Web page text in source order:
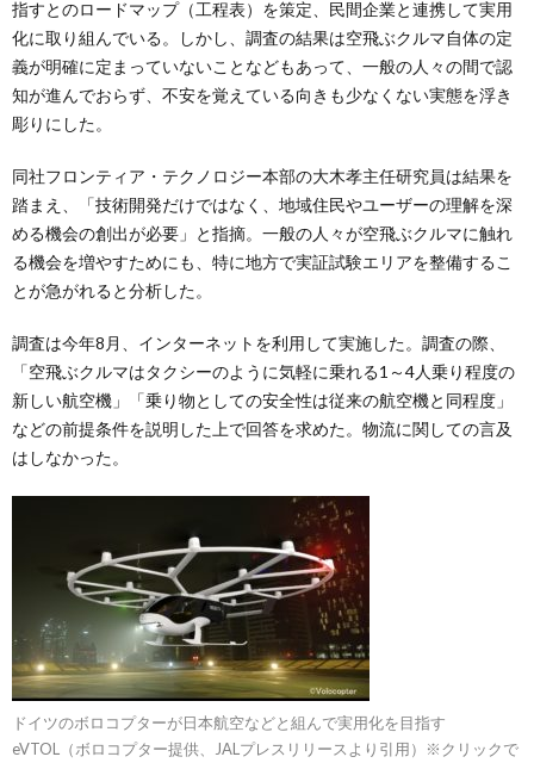
指すとのロードマップ（工程表）を策定、民間企業と連携して実用
化に取り組んでいる。しかし、調査の結果は空飛ぶクルマ自体の定
義が明確に定まっていないことなどもあって、一般の人々の間で認
知が進んでおらず、不安を覚えている向きも少なくない実態を浮き
彫りにした。
同社フロンティア・テクノロジー本部の大木孝主任研究員は結果を
踏まえ、「技術開発だけではなく、地域住民やユーザーの理解を深
める機会の創出が必要」と指摘。一般の人々が空飛ぶクルマに触れ
る機会を増やすためにも、特に地方で実証試験エリアを整備するこ
とが急がれると分析した。
調査は今年8月、インターネットを利用して実施した。調査の際、
「空飛ぶクルマはタクシーのように気軽に乗れる1～4人乗り程度の
新しい航空機」「乗り物としての安全性は従来の航空機と同程度」
などの前提条件を説明した上で回答を求めた。物流に関しての言及
はしなかった。
ドイツのボロコプターが日本航空などと組んで実用化を目指す
eVTOL（ボロコプター提供、JALプレスリリースより引用）※クリックで